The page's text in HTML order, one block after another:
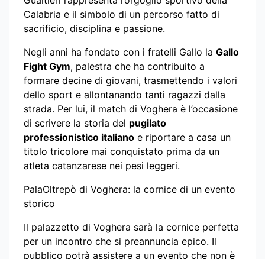
Calabria e il simbolo di un percorso fatto di
sacrificio, disciplina e passione.
Negli anni ha fondato con i fratelli Gallo la Gallo
Fight Gym, palestra che ha contribuito a
formare decine di giovani, trasmettendo i valori
dello sport e allontanando tanti ragazzi dalla
strada. Per lui, il match di Voghera è l’occasione
di scrivere la storia del pugilato
professionistico italiano e riportare a casa un
titolo tricolore mai conquistato prima da un
atleta catanzarese nei pesi leggeri.
PalaOltrepò di Voghera: la cornice di un evento
storico
Il palazzetto di Voghera sarà la cornice perfetta
per un incontro che si preannuncia epico. Il
pubblico potrà assistere a un evento che non è